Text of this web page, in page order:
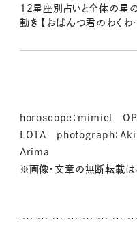
12星座別占いと全体の星
動き 【おぱんつ君のわくわ
horoscope：mimiel
LOTA photograph：
Arima
※画像・文章の無断転載は